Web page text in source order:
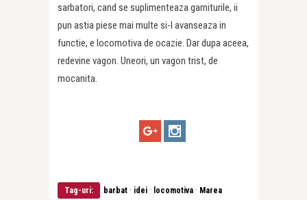
sarbatori, cand se suplimenteaza garniturile, ii
pun astia piese mai multe si-l avanseaza in
functie, e locomotiva de ocazie. Dar dupa aceea,
redevine vagon. Uneori, un vagon trist, de
mocanita.
Tag-uri: barbat · idei · locomotiva · Marea